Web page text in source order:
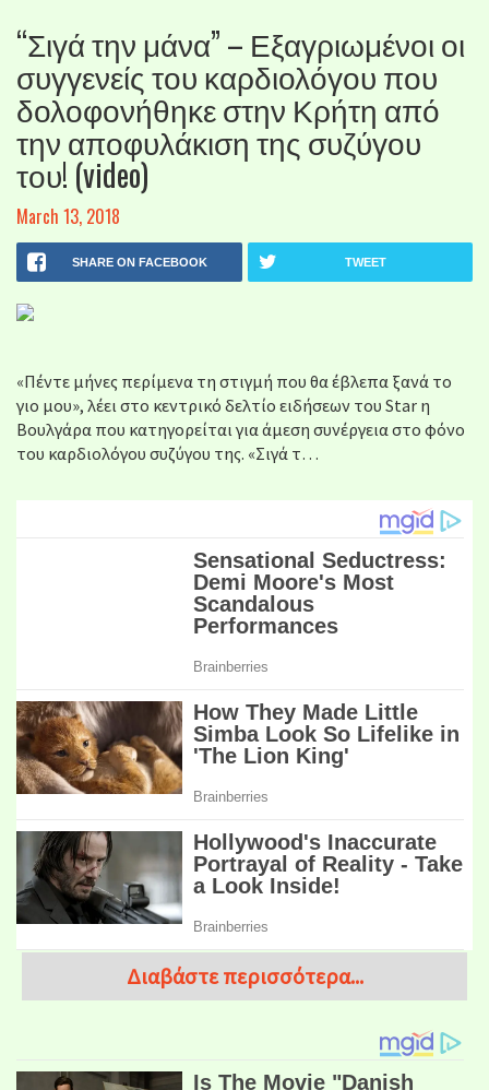
“Σιγά την μάνα” – Εξαγριωμένοι οι
συγγενείς του καρδιολόγου που
δολοφονήθηκε στην Κρήτη από
την αποφυλάκιση της συζύγου
του! (video)
March 13, 2018
SHARE ON FACEBOOK TWEET
«Πέντε μήνες περίμενα τη στιγμή που θα έβλεπα ξανά το
γιο μου», λέει στο κεντρικό δελτίο ειδήσεων του Star η
Βουλγάρα που κατηγορείται για άμεση συνέργεια στο φόνο
του καρδιολόγου συζύγου της. «Σιγά τ…
Διαβάστε περισσότερα...